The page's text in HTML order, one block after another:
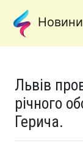
Львів
річного
Герича.